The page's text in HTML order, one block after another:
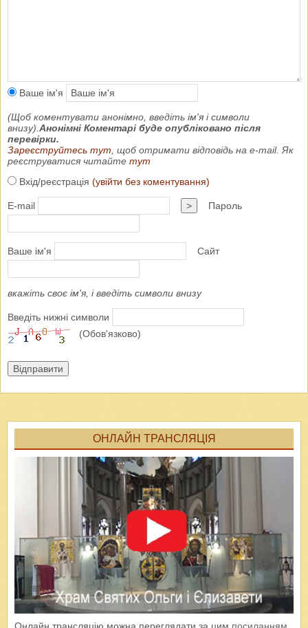
Ваше ім'я
(Щоб коментувати анонімно, введіть ім'я і символи
внизу). Анонімні Коментарі буде опубліковано після
перевірки.
Зареєструйтесь тут , щоб отримати відповідь на e-mail. Як
реєструватися читайте тут
Вхід/реєстрація (увійти без коментування)
E-mail > Пароль
Ваше ім'я Сайт
вкажіть своє ім'я, і введіть символи внизу
Введіть нижні символи
(Обов'язково)
Відправити
ОНЛАЙН ТРАНСЛЯЦІЯ